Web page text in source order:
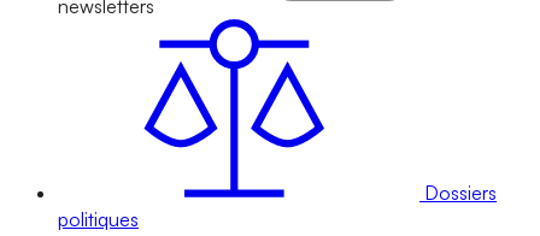
newsletters
Dossiers
politiques